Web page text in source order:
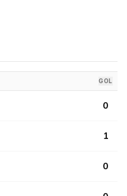
GOL
0
1
0